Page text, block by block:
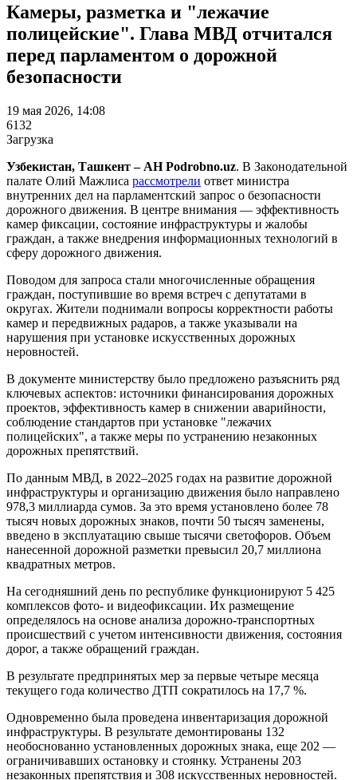
Камеры, разметка и "лежачие
полицейские". Глава МВД отчитался
перед парламентом о дорожной
безопасности
19 мая 2026, 14:08
6132
Загрузка
Узбекистан, Ташкент – АН Podrobno.uz. В Законодательной
палате Олий Мажлиса рассмотрели ответ министра
внутренних дел на парламентский запрос о безопасности
дорожного движения. В центре внимания — эффективность
камер фиксации, состояние инфраструктуры и жалобы
граждан, а также внедрения информационных технологий в
сферу дорожного движения.
Поводом для запроса стали многочисленные обращения
граждан, поступившие во время встреч с депутатами в
округах. Жители поднимали вопросы корректности работы
камер и передвижных радаров, а также указывали на
нарушения при установке искусственных дорожных
неровностей.
В документе министерству было предложено разъяснить ряд
ключевых аспектов: источники финансирования дорожных
проектов, эффективность камер в снижении аварийности,
соблюдение стандартов при установке "лежачих
полицейских", а также меры по устранению незаконных
дорожных препятствий.
По данным МВД, в 2022–2025 годах на развитие дорожной
инфраструктуры и организацию движения было направлено
978,3 миллиарда сумов. За это время установлено более 78
тысяч новых дорожных знаков, почти 50 тысяч заменены,
введено в эксплуатацию свыше тысячи светофоров. Объем
нанесенной дорожной разметки превысил 20,7 миллиона
квадратных метров.
На сегодняшний день по республике функционируют 5 425
комплексов фото- и видеофиксации. Их размещение
определялось на основе анализа дорожно-транспортных
происшествий с учетом интенсивности движения, состояния
дорог, а также обращений граждан.
В результате предпринятых мер за первые четыре месяца
текущего года количество ДТП сократилось на 17,7 %.
Одновременно была проведена инвентаризация дорожной
инфраструктуры. В результате демонтированы 132
необоснованно установленных дорожных знака, еще 202 —
ограничивавших остановку и стоянку. Устранены 203
незаконных препятствия и 308 искусственных неровностей.